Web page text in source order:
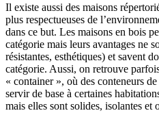
Il existe aussi des maisons
plus respectueuses de
dans ce but. Les maisons en bois
catégorie mais leurs avantages ne
résistantes, esthétiques) et savent
catégorie. Aussi, on retrouve
« container », où des conteneurs
servir de base à certaines
mais elles sont solides, isolantes et